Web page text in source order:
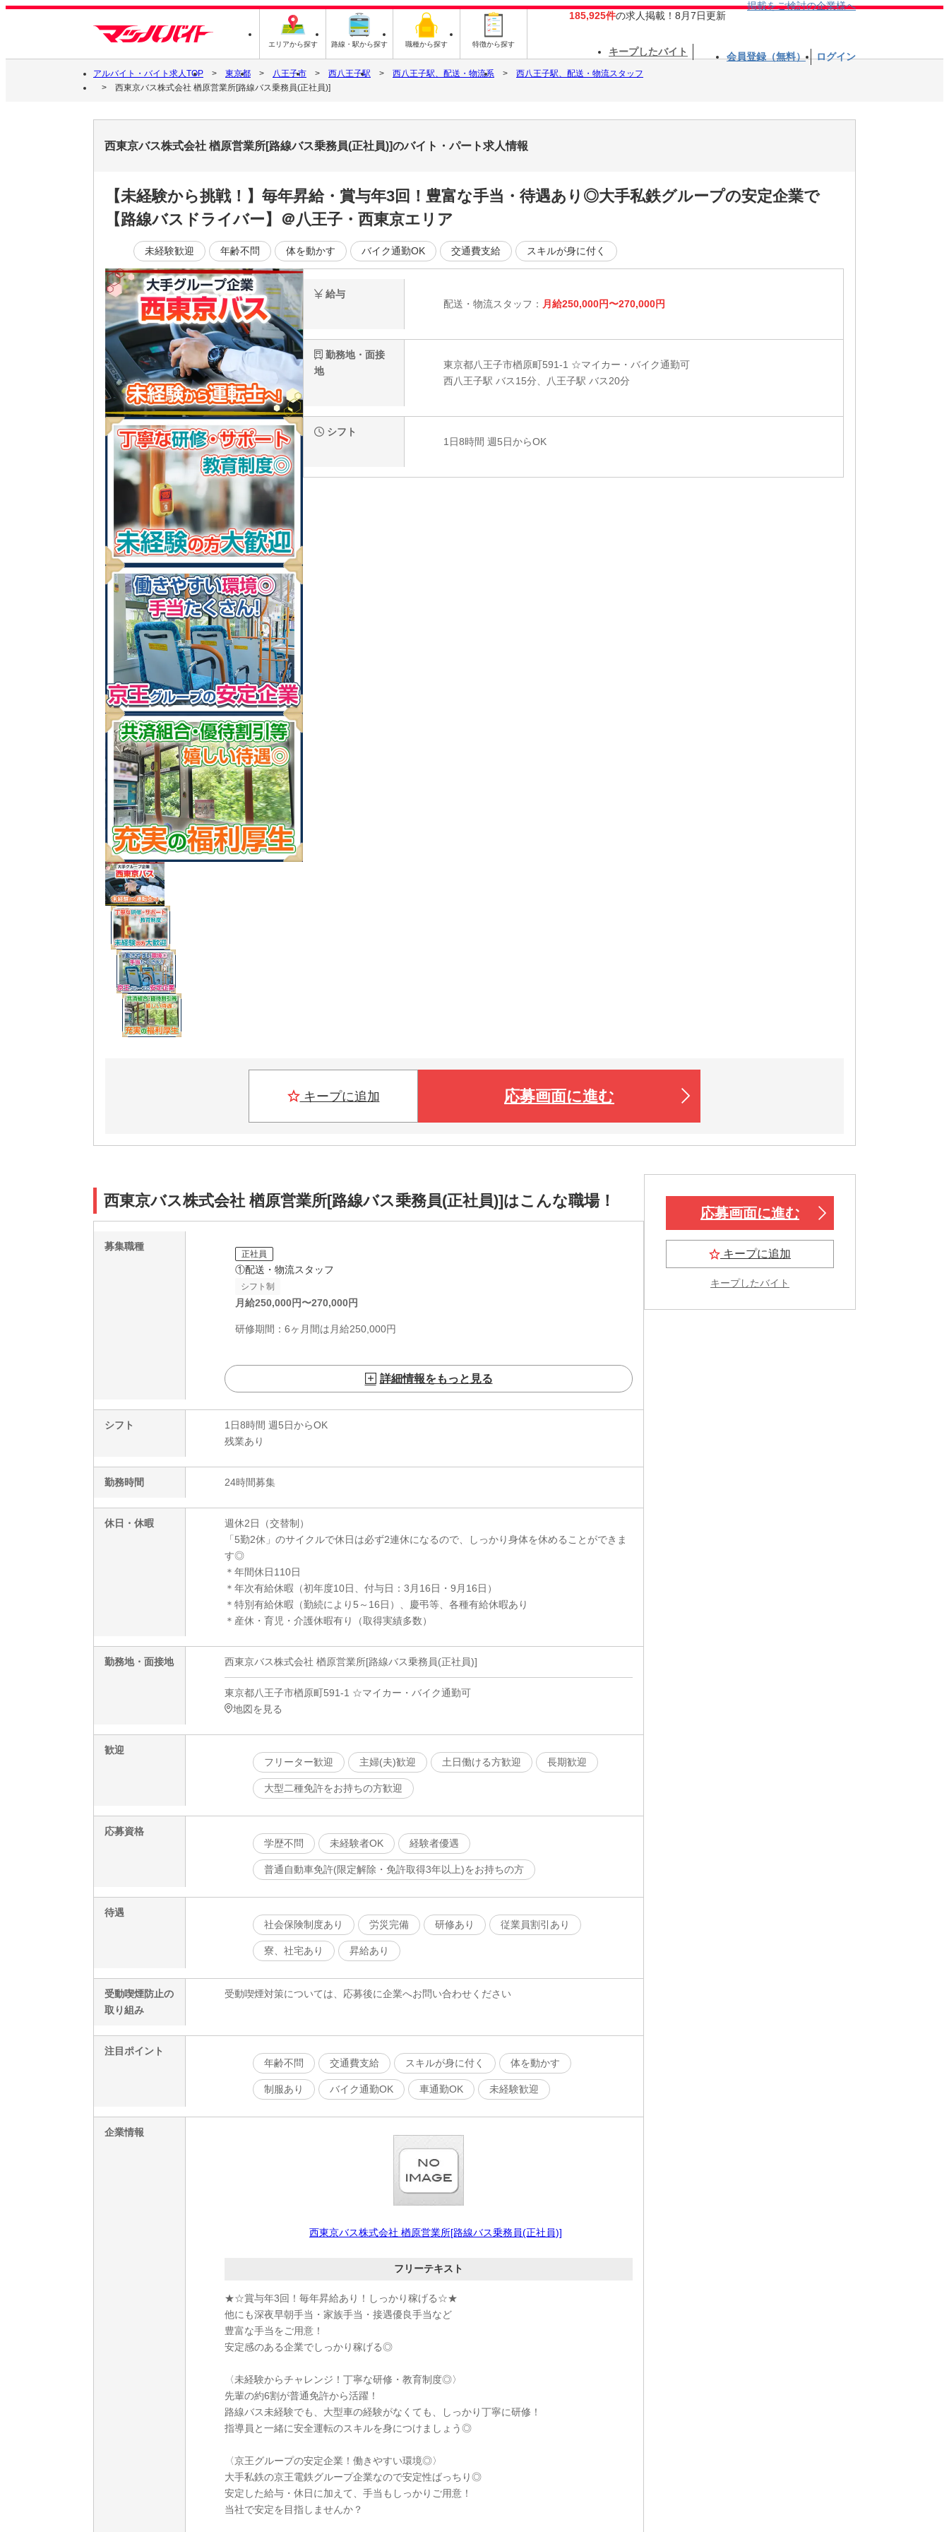
エリアから探す 路線・駅から探す 職種から探す 特徴から探す
185,925件の求人掲載！8月7日更新
掲載をご検討の企業様へ
キープしたバイト 会員登録（無料） ログイン
アルバイト・バイト求人TOP 東京都 八王子市 西八王子駅 西八王子駅、配送・物流系
西八王子駅、配送・物流スタッフ
西東京バス株式会社 楢原営業所[路線バス乗務員(正社員)]
西東京バス株式会社 楢原営業所[路線バス乗務員(正社員)]のバイト・パート求人情報
【未経験から挑戦！】毎年昇給・賞与年3回！豊富な手当・待遇あり◎大手私鉄グループの安定企業で
【路線バスドライバー】＠八王子・西東京エリア
未経験歓迎 年齢不問 体を動かす バイク通勤OK 交通費支給 スキルが身に付く
給与
配送・物流スタッフ： 月給250,000円〜270,000円
勤務地・面接
地
東京都八王子市楢原町591-1 ☆マイカー・バイク通勤可
西八王子駅 バス15分、八王子駅 バス20分
シフト
1日8時間 週5日からOK
キープに追加 応募画面に進む
西東京バス株式会社 楢原営業所[路線バス乗務員(正社員)]はこんな職場！
募集職種
正社員
①配送・物流スタッフ
シフト制
月給250,000円〜270,000円
研修期間：6ヶ月間は月給250,000円
詳細情報をもっと見る
シフト
1日8時間 週5日からOK
残業あり
勤務時間 24時間募集
休日・休暇
週休2日（交替制）
「5勤2休」のサイクルで休日は必ず2連休になるので、しっかり身体を休めることができま
す◎
＊年間休日110日
＊年次有給休暇（初年度10日、付与日：3月16日・9月16日）
＊特別有給休暇（勤続により5～16日）、慶弔等、各種有給休暇あり
＊産休・育児・介護休暇有り（取得実績多数）
勤務地・面接地 西東京バス株式会社 楢原営業所[路線バス乗務員(正社員)]
東京都八王子市楢原町591-1 ☆マイカー・バイク通勤可
地図を見る
歓迎
フリーター歓迎
主婦(夫)歓迎 土日働ける方歓迎 長期歓迎
大型二種免許をお持ちの方歓迎
応募資格
学歴不問
未経験者OK 経験者優遇
普通自動車免許(限定解除・免許取得3年以上)をお持ちの方
待遇
社会保険制度あり
労災完備 研修あり 従業員割引あり
寮、社宅あり 昇給あり
受動喫煙防止の
取り組み
受動喫煙対策については、応募後に企業へお問い合わせください
注目ポイント
年齢不問
交通費支給 スキルが身に付く 体を動かす
制服あり バイク通勤OK 車通勤OK 未経験歓迎
企業情報
西東京バス株式会社 楢原営業所[路線バス乗務員(正社員)]
フリーテキスト
★☆賞与年3回！毎年昇給あり！しっかり稼げる☆★
他にも深夜早朝手当・家族手当・接遇優良手当など
豊富な手当をご用意！
安定感のある企業でしっかり稼げる◎
〈未経験からチャレンジ！丁寧な研修・教育制度◎〉
先輩の約6割が普通免許から活躍！
路線バス未経験でも、大型車の経験がなくても、しっかり丁寧に研修！
指導員と一緒に安全運転のスキルを身につけましょう◎
〈京王グループの安定企業！働きやすい環境◎〉
大手私鉄の京王電鉄グループ企業なので安定性ばっちり◎
安定した給与・休日に加えて、手当もしっかりご用意！
当社で安定を目指しませんか？
応募画面に進む
キープに追加
キープしたバイト